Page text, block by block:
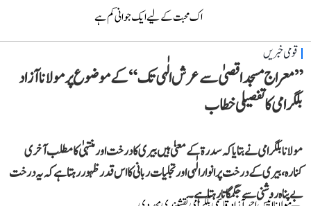
اک محبت کے لیے ایک جوانی کم ہے
قومی خبریں
”معراج مسجد اقصیٰ سے عرش الٰہی تک“ کے موضوع پر مولانا آزاد
بلگرامی کا تفصیلی خطاب
مولانا بلگرامی نے بتایا کہ سدرة کے معنیٰ ہیں بیری کا درخت اور منتہیٰ کا مطلب آخری
کنارہ، بیری کے درخت پر انوارالٰہی اور تجلیات ربانی کا اس قدر ظہور رہتا ہے کہ یہ درخت
بے پناہ روشنی سے جگمگاتا رہتا ہے۔